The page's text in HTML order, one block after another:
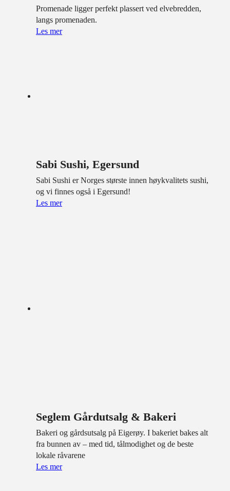
Promenade ligger perfekt plassert ved elvebredden,
langs promenaden.
Les mer
Sabi Sushi, Egersund
Sabi Sushi er Norges største innen høykvalitets sushi,
og vi finnes også i Egersund!
Les mer
Seglem Gårdutsalg & Bakeri
Bakeri og gårdsutsalg på Eigerøy. I bakeriet bakes alt
fra bunnen av – med tid, tålmodighet og de beste
lokale råvarene
Les mer